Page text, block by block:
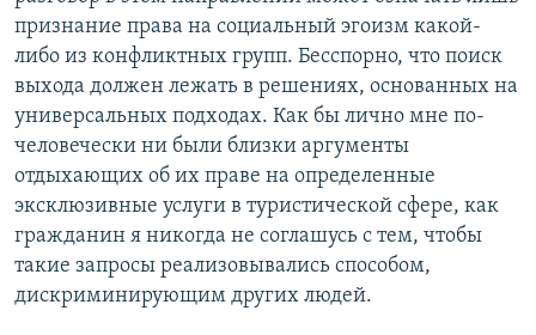
признание права на социальный эгоизм какой-
либо из конфликтных групп. Бесспорно, что поиск
выхода должен лежать в решениях, основанных на
универсальных подходах. Как бы лично мне по-
человечески ни были близки аргументы
отдыхающих об их праве на определенные
эксклюзивные услуги в туристической сфере, как
гражданин я никогда не соглашусь с тем, чтобы
такие запросы реализовывались способом,
дискриминирующим других людей.